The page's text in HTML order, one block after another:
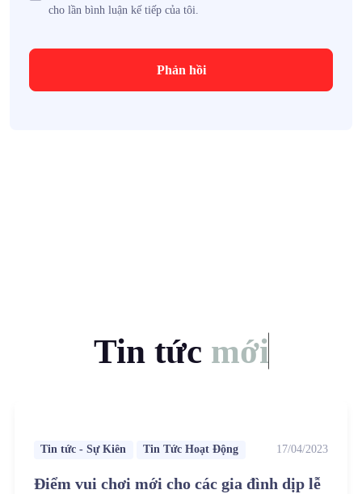
cho lần bình luận kế tiếp của tôi.
Tin tức mới
Tin tức - Sự Kiên Tin Tức Hoạt Động 17/04/2023
Điểm vui chơi mới cho các gia đình dịp lễ